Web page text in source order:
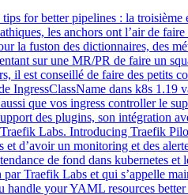
for better pipelines : la troisième
les anchors ont l’air de
la fuston des dictionnaires, des
sur une MR/PR de faire un
il est conseillé de faire des petits
dans k8s 1.19
que vos ingress controller le
des plugins, son intégration
Labs. Introducing Traefik
d’avoir un monitoring et des
de fond dans kubernetes et
Traefik Labs et qui s’appelle
your YAML resources